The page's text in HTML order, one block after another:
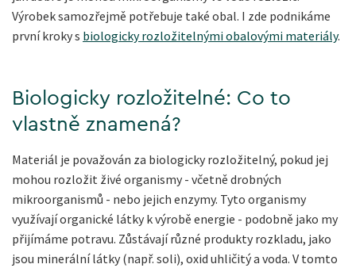
Výrobek samozřejmě potřebuje také obal. I zde podnikáme
první kroky s biologicky rozložitelnými obalovými materiály.
Biologicky rozložitelné: Co to
vlastně znamená?
Materiál je považován za biologicky rozložitelný, pokud jej
mohou rozložit živé organismy - včetně drobných
mikroorganismů - nebo jejich enzymy. Tyto organismy
využívají organické látky k výrobě energie - podobně jako my
přijímáme potravu. Zůstávají různé produkty rozkladu, jako
jsou minerální látky (např. soli), oxid uhličitý a voda. V tomto